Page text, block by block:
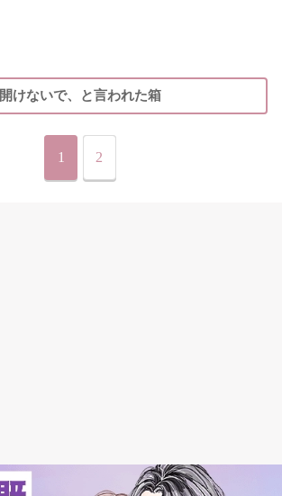
開けないで、と言われた箱
1 2